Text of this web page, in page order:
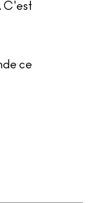
C'est
ce